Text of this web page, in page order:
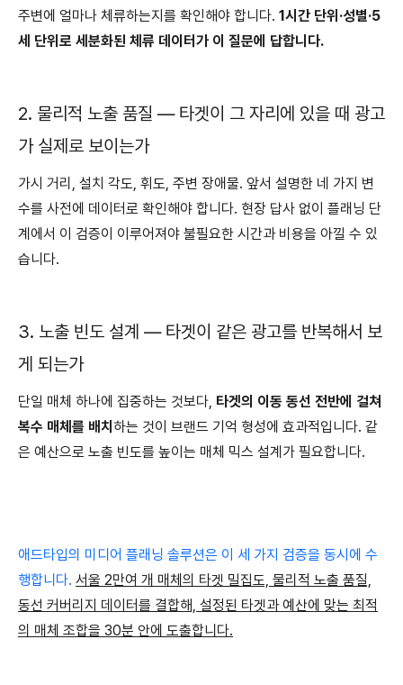
주변에 얼마나 체류하는지를 확인해야 합니다. 1시간 단위·성별·5
세 단위로 세분화된 체류 데이터가 이 질문에 답합니다.
2. 물리적 노출 품질 — 타겟이 그 자리에 있을 때 광고
가 실제로 보이는가
가시 거리, 설치 각도, 휘도, 주변 장애물. 앞서 설명한 네 가지 변
수를 사전에 데이터로 확인해야 합니다. 현장 답사 없이 플래닝 단
계에서 이 검증이 이루어져야 불필요한 시간과 비용을 아낄 수 있
습니다.
3. 노출 빈도 설계 — 타겟이 같은 광고를 반복해서 보
게 되는가
단일 매체 하나에 집중하는 것보다, 타겟의 이동 동선 전반에 걸쳐
복수 매체를 배치 하는 것이 브랜드 기억 형성에 효과적입니다. 같
은 예산으로 노출 빈도를 높이는 매체 믹스 설계가 필요합니다.
애드타입의 미디어 플래닝 솔루션은 이 세 가지 검증을 동시에 수
행합니다. 서울 2만여 개 매체의 타겟 밀집도, 물리적 노출 품질,
동선 커버리지 데이터를 결합해, 설정된 타겟과 예산에 맞는 최적
의 매체 조합을 30분 안에 도출합니다.